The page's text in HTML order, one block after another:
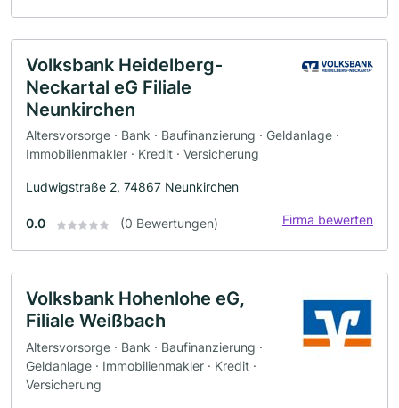
Volksbank Heidelberg-
Neckartal eG Filiale
Neunkirchen
Altersvorsorge · Bank · Baufinanzierung · Geldanlage ·
Immobilienmakler · Kredit · Versicherung
Ludwigstraße 2, 74867 Neunkirchen
0.0 (0 Bewertungen) Firma bewerten
Volksbank Hohenlohe eG,
Filiale Weißbach
Altersvorsorge · Bank · Baufinanzierung ·
Geldanlage · Immobilienmakler · Kredit ·
Versicherung